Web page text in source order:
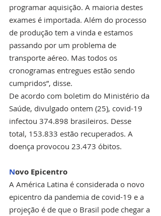
programar aquisição. A maioria destes
exames é importada. Além do processo
de produção tem a vinda e estamos
passando por um problema de
transporte aéreo. Mas todos os
cronogramas entregues estão sendo
cumpridos”, disse.
De acordo com boletim do Ministério da
Saúde, divulgado ontem (25), covid-19
infectou 374.898 brasileiros. Desse
total, 153.833 estão recuperados. A
doença provocou 23.473 óbitos.
Novo Epicentro
A América Latina é considerada o novo
epicentro da pandemia de covid-19 e a
projeção é de que o Brasil pode chegar a